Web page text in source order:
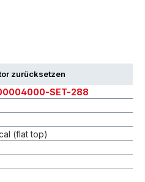
zurücksetzen
SET-288
(flat top)